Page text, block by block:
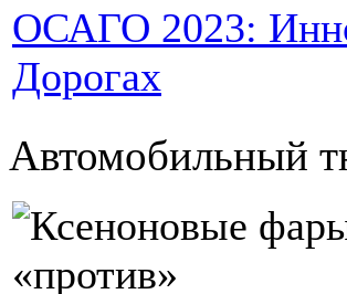
ОСАГО 2023:
Дорогах
Автомобильный